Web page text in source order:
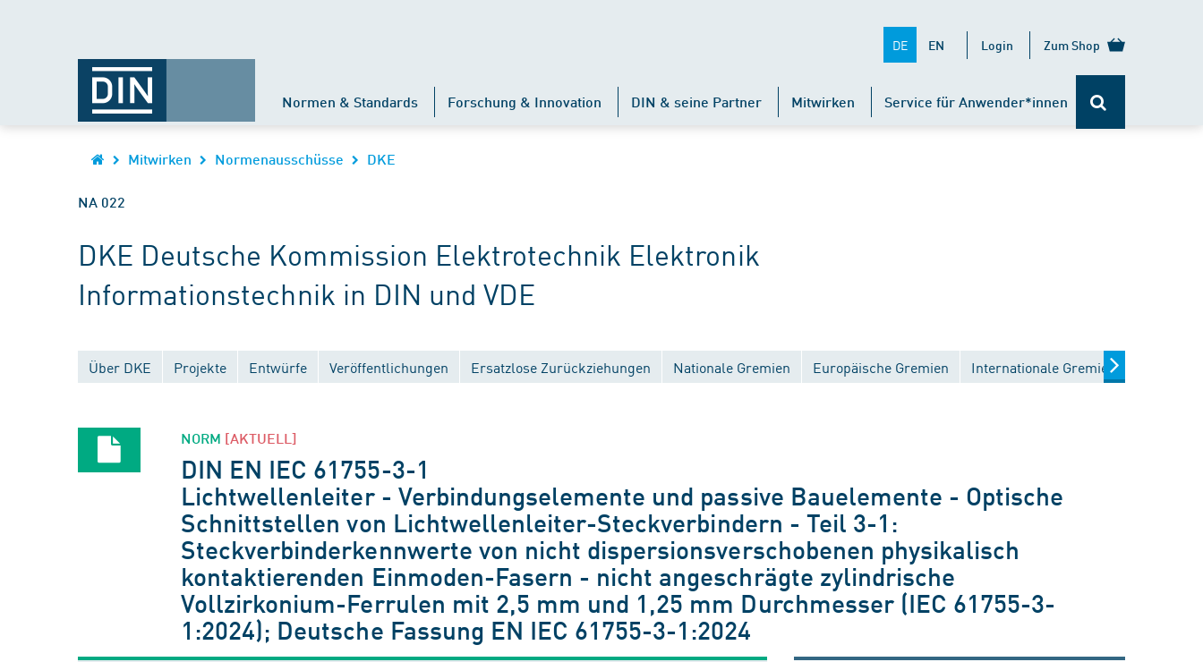
DE EN Login Zum Shop
Normen & Standards Forschung & Innovation DIN & seine Partner Mitwirken Service für Anwender*innen
Mitwirken Normenausschüsse DKE
NA 022
DKE Deutsche Kommission Elektrotechnik Elektronik
Informationstechnik in DIN und VDE
Über DKE Projekte Entwürfe Veröffentlichungen Ersatzlose Zurückziehungen Nationale Gremien Europäische Gremien Internationale Gremien
NORM [AKTUELL]
DIN EN IEC 61755-3-1
Lichtwellenleiter - Verbindungselemente und passive Bauelemente - Optische
Schnittstellen von Lichtwellenleiter-Steckverbindern - Teil 3-1:
Steckverbinderkennwerte von nicht dispersionsverschobenen physikalisch
kontaktierenden Einmoden-Fasern - nicht angeschrägte zylindrische
Vollzirkonium-Ferrulen mit 2,5 mm und 1,25 mm Durchmesser (IEC 61755-3-
1:2024); Deutsche Fassung EN IEC 61755-3-1:2024